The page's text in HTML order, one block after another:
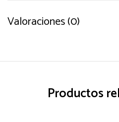
Valoraciones (0)
Productos